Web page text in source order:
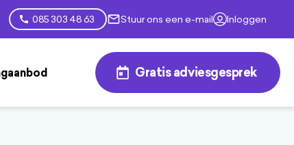
085 303 48 63 Stuur ons een e-mail Inloggen
Gratis adviesgesprek